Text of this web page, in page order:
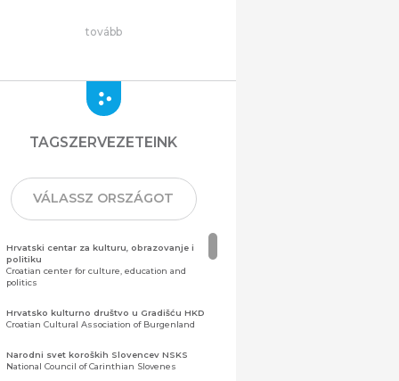
tovább
TAGSZERVEZETEINK
VÁLASSZ ORSZÁGOT
Hrvatski centar za kulturu, obrazovanje i
politiku
Croatian center for culture, education and
politics
Hrvatsko kulturno društvo u Gradišću HKD
Croatian Cultural Association of Burgenland
Narodni svet koroških Slovencev NSKS
National Council of Carinthian Slovenes